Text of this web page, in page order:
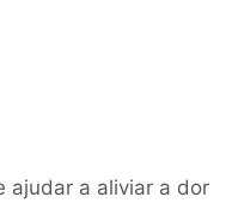
ajudar a aliviar a dor